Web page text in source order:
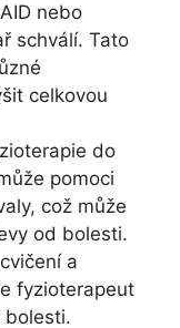
nebo
schválí. Tato
celkovou
do
pomoci
což může
od bolesti.
a
fyzioterapeut
bolesti.